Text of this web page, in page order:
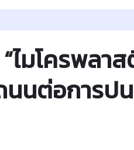
มโครพลาส
นต่อการปน